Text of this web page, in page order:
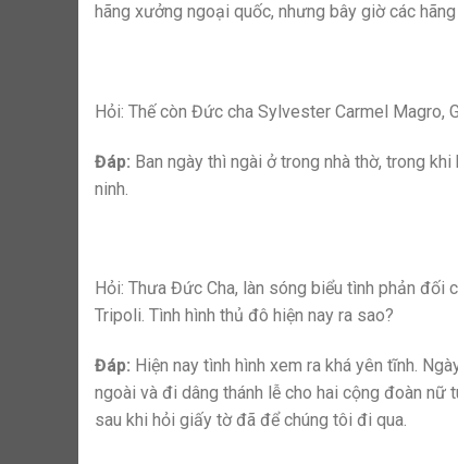
hãng xưởng ngoại quốc, nhưng bây giờ các
Hỏi: Thế còn Đức cha Sylvester Carmel Magro,
Đáp: Ban ngày thì ngài ở trong nhà thờ, trong
ninh.
Hỏi: Thưa Đức Cha, làn sóng biểu tình phản
Tripoli. Tình hình thủ đô hiện nay ra sao?
Đáp: Hiện nay tình hình xem ra khá yên tĩnh.
ngoài và đi dâng thánh lễ cho hai cộng đoàn
sau khi hỏi giấy tờ đã để chúng tôi đi qua.